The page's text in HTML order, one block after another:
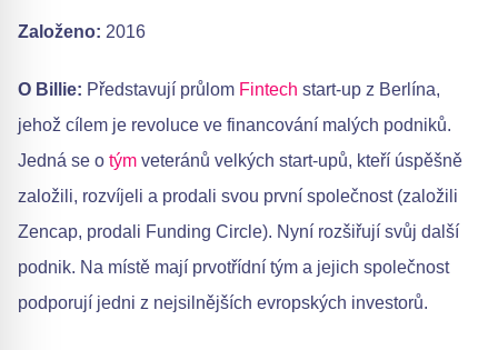
Založeno: 2016
O Billie: Představují průlom Fintech start-up z Berlína,
jehož cílem je revoluce ve financování malých podniků.
Jedná se o tým veteránů velkých start-upů, kteří úspěšně
založili, rozvíjeli a prodali svou první společnost (založili
Zencap, prodali Funding Circle). Nyní rozšiřují svůj další
podnik. Na místě mají prvotřídní tým a jejich společnost
podporují jedni z nejsilnějších evropských investorů.